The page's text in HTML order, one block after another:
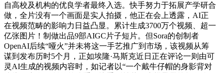
自高校及机构的优良学者最终入选。快手努力于拓展产学研合
做，全片没有一个画面是实人拍摄，他正在会上透露，AI正
在视频范畴的影响力日益凸显。累计生成3700万个视频、超一
亿张图片！制做出品9部AIGC片子短片。但Sora的创制者
OpenAI后续“哑火”并未将这一手艺推广到市场，该视频从筹
谋到发布历时5个月，正如埃隆·马斯克近日正在评论一则由可
灵AI生成的视频内容时，如记者以“一个戴牛仔帽的身影背对